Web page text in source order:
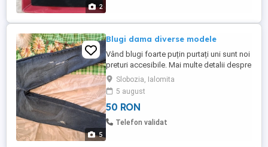
2
5
Blugi dama diverse modele
Vând blugi foarte puțin purtați uni sunt noi
preturi accesibile. Mai multe detalii despre
mărimi și preturi în privat.
Slobozia, Ialomita
5 august
50 RON
Telefon validat